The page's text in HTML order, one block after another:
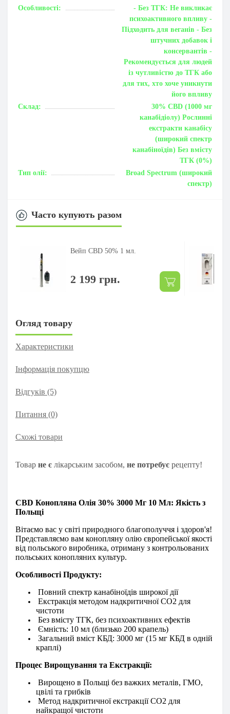
Особливості:
- Без ТГК: Не викликає
психоактивного впливу -
Підходить для веганів - Без
штучних добавок і
консервантів -
Рекомендується для людей
із чутливістю до ТГК або
для тих, хто хоче уникнути
його впливу
Склад:
30% CBD (1000 мг
канабідіолу) Рослинні
екстракти канабісу
(широкий спектр
канабіноїдів) Без вмісту
ТГК (0%)
Тип олії:
Broad Spectrum (широкий
спектр)
Часто купують разом
Вейп CBD 50% 1 мл.
2 199 грн.
Огляд товару
Характеристики
Інформація покупцю
Відгуків (5)
Питання (0)
Схожі товари
Товар не є лікарським засобом, не потребує рецепту!
CBD Конопляна Олія 30% 3000 Мг 10 Мл: Якість з
Польщі
Вітаємо вас у світі природного благополуччя і здоров'я!
Представляємо вам конопляну олію європейськоїякості
від польського виробника, отриману з контрольованих
польських конопляних культур.
Особливості Продукту:
Повний спектр канабіноїдів широкої дії
Екстракція методом надкритичної CO2 для
чистоти
Без вмісту ТГК, без психоактивних ефектів
Ємність: 10 мл (близько 200 крапель)
Загальний вміст КБД: 3000 мг (15 мг КБД в одній
краплі)
Процес Вирощування та Екстракції:
Вирощено в Польщі без важких металів, ГМО,
цвілі та грибків
Метод надкритичної екстракції CO2 для
найкращої чистоти